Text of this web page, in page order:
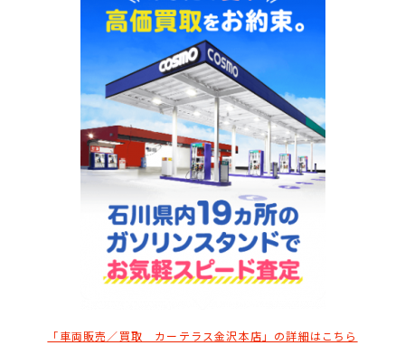
「車両販売／買取 カーテラス金沢本店」の詳細はこちら